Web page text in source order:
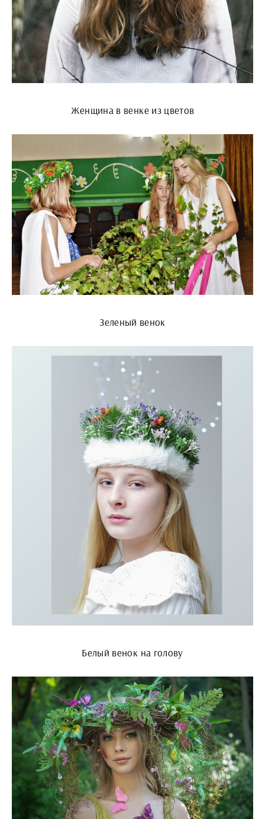
Женщина в венке из цветов
Зеленый венок
Белый венок на голову